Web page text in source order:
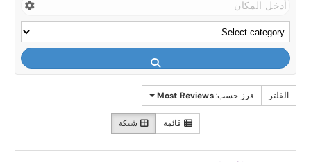
الفلتر فرز حسب:Most Reviews
قائمة شبكة